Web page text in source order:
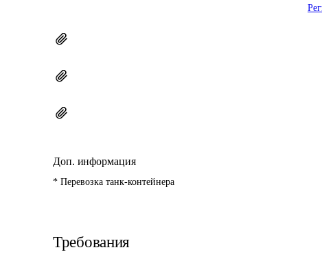
Доп. информация
* Перевозка танк-контейнера
Требования